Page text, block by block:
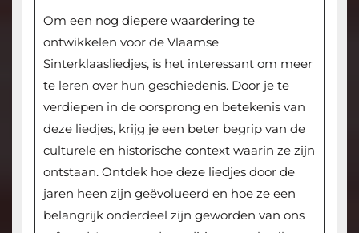
Om een nog diepere waardering te
ontwikkelen voor de Vlaamse
Sinterklaasliedjes, is het interessant om meer
te leren over hun geschiedenis. Door je te
verdiepen in de oorsprong en betekenis van
deze liedjes, krijg je een beter begrip van de
culturele en historische context waarin ze zijn
ontstaan. Ontdek hoe deze liedjes door de
jaren heen zijn geëvolueerd en hoe ze een
belangrijk onderdeel zijn geworden van ons